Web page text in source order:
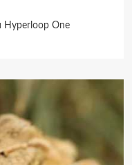
Hyperloop One